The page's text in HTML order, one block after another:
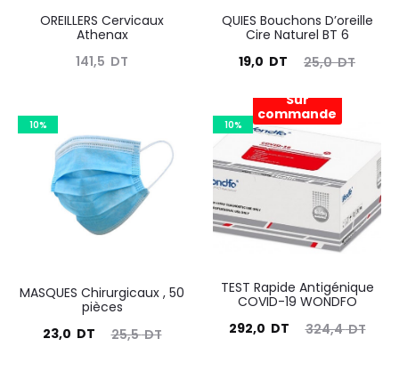
OREILLERS Cervicaux
Athenax
141,5 DT
QUIES Bouchons D’oreille
Cire Naturel BT 6
25,0DT
Le
initial
était :
25,0
19,0 DT
Le
actuel
19,0
DT.
10%
MASQUES Chirurgicaux , 50
pièces
25,5DT
Le
23,0 DT
Sur
commande
10%
TEST Rapide Antigénique
COVID-19 WONDFO
324,4DT
Le
292,0 DT